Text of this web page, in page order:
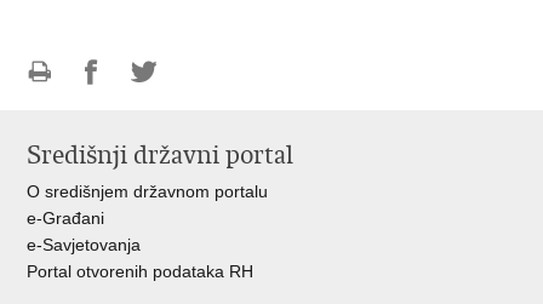
FacebookuTwitteru
Središnji državni portal
O središnjem državnom portalu
e-Građani
e-Savjetovanja
Portal otvorenih podataka RH